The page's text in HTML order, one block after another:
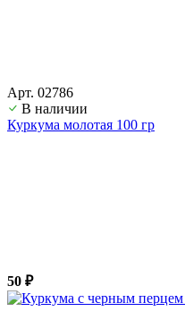
Арт. 02786
В наличии
Куркума молотая 100 гр
50 ₽